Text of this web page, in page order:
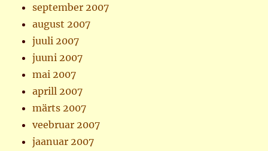
september 2007
august 2007
juuli 2007
juuni 2007
mai 2007
aprill 2007
märts 2007
veebruar 2007
jaanuar 2007